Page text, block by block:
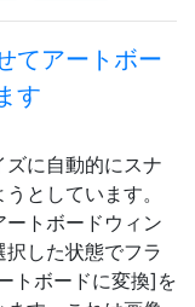
てアートボー
す
に自動的にスナ
としています。
ートボードウィン
択した状態でフラ​​
トボードに変換]を